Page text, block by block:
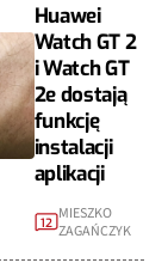
Huawei
Watch GT 2
i Watch GT
2e dostają
funkcję
instalacji
aplikacji
12 MIESZKO
ZAGAŃCZYK